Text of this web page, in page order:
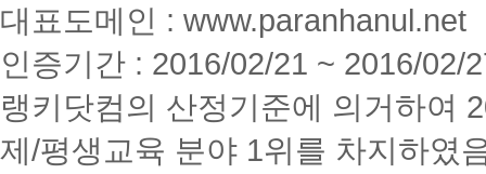
대표도메인 : www.paranhanul.net
인증기간 : 2016/02/21 ~ 2016/02/
랭키닷컴의 산정기준에 의거하여
제/평생교육 분야 1위를 차지하였